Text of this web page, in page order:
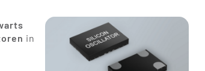
in